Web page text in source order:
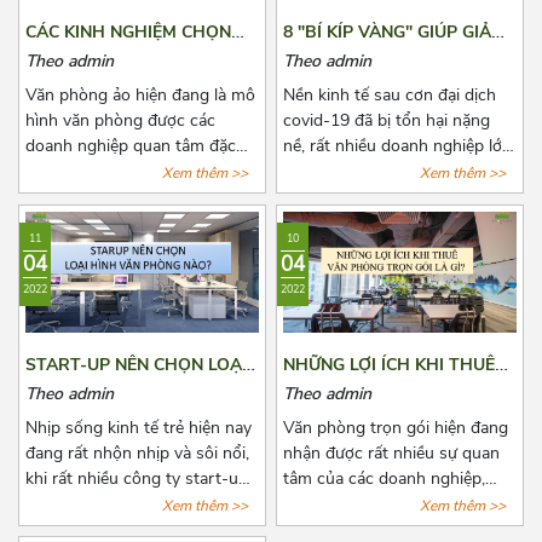
CÁC KINH NGHIỆM CHỌN
THUÊ VĂN PHÒNG ẢO
Theo admin
Văn phòng ảo hiện đang là mô
hình văn phòng được các
doanh nghiệp quan tâm đặc
biệt là các doanh nghiệp có
quy mô vừa và nhỏ. Đã có rất
nhiều đơn vị cho thuê nắm bắt
được xu hướng đó và tiến
hành mở rộng cho thuê loại
hình văn phòng này. Tuy nhiên,
đây là dịch vụ còn quá mới mẻ
khiến cho các doanh nghiệp
có nhiều điều phân vân. Bài
viết này, Azoffice mong rằng
sẽ giải đáp các thắc mắc của
các quý doanh nghiệp.
Xem thêm >>
8 "BÍ KÍP VÀNG" GIÚP GIẢM
CHI PHÍ THUÊ VĂN PHÒNG
Theo admin
Nền kinh tế sau cơn đại dịch
covid-19 đã bị tổn hại nặng
nề, rất nhiều doanh nghiệp lớn
nhỏ đã phải đóng cửa vĩnh
viễn, một số khác đang phải
đau đầu vì nhiều loại chi phí cố
định phải chi trả, trong đó
không thể không nhắc đến chi
phí thuê văn phòng, kho
bãi,...Bài viết là 8 “bí kíp vàng”
mà Azoffice muốn chia sẻ để
phần nào giúp các bạn giảm
chi phí thuê văn phòng, giảm
bớt nỗi lo cho các doanh
nghiệp.
Xem thêm >>
11
04
2022
START-UP NÊN CHỌN LOẠI
HÌNH VĂN PHÒNG NÀO?
Theo admin
Nhịp sống kinh tế trẻ hiện nay
đang rất nhộn nhịp và sôi nổi,
khi rất nhiều công ty start-up
thành lập, với đa dạng ngành
nghề. Một trong những bài
Xem thêm >>
10
04
2022
NHỮNG LỢI ÍCH KHI THUÊ
VĂN PHÒNG TRỌN GÓI LÀ
Theo admin
Văn phòng trọn gói hiện đang
nhận được rất nhiều sự quan
tâm của các doanh nghiệp,
công ty có nhu cầu muốn mở
văn phòng hoặc chuyển văn
Xem thêm >>